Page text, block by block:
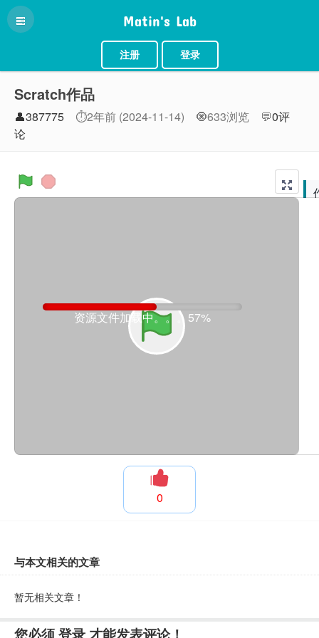
Matin's Lab
注册 登录
Scratch作品
👤387775 ⏱2年前 (2024-11-14) 🧿633浏览 💬0评
论
资源文件加载中。。。57%
0
与本文相关的文章
暂无相关文章！
您必须登录 才能发表评论！